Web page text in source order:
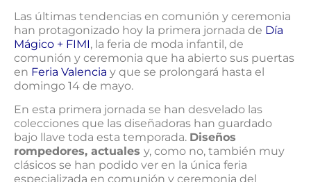
Las últimas tendencias en comunión y ceremonia
han protagonizado hoy la primera jornada de Día
Mágico + FIMI, la feria de moda infantil, de
comunión y ceremonia que ha abierto sus puertas
en Feria Valencia y que se prolongará hasta el
domingo 14 de mayo.
En esta primera jornada se han desvelado las
colecciones que las diseñadoras han guardado
bajo llave toda esta temporada. Diseños
rompedores, actuales y, como no, también muy
clásicos se han podido ver en la única feria
especializada en comunión y ceremonia del